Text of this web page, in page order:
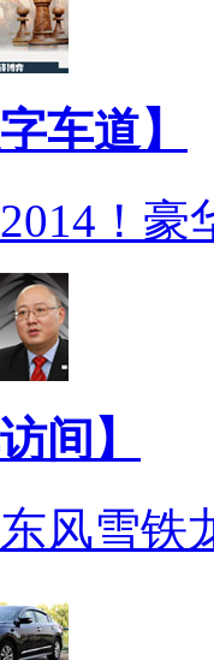
车道】
！豪
间】
风雪铁